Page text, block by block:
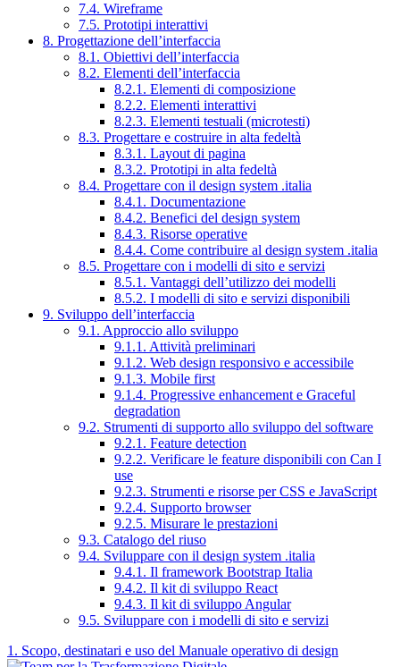
7.4. Wireframe
7.5. Prototipi interattivi
8. Progettazione dell’interfaccia
8.1. Obiettivi dell’interfaccia
8.2. Elementi dell’interfaccia
8.2.1. Elementi di composizione
8.2.2. Elementi interattivi
8.2.3. Elementi testuali (microtesti)
8.3. Progettare e costruire in alta fedeltà
8.3.1. Layout di pagina
8.3.2. Prototipi in alta fedeltà
8.4. Progettare con il design system .italia
8.4.1. Documentazione
8.4.2. Benefici del design system
8.4.3. Risorse operative
8.4.4. Come contribuire al design system .italia
8.5. Progettare con i modelli di sito e servizi
8.5.1. Vantaggi dell’utilizzo dei modelli
8.5.2. I modelli di sito e servizi disponibili
9. Sviluppo dell’interfaccia
9.1. Approccio allo sviluppo
9.1.1. Attività preliminari
9.1.2. Web design responsivo e accessibile
9.1.3. Mobile first
9.1.4. Progressive enhancement e Graceful
degradation
9.2. Strumenti di supporto allo sviluppo del software
9.2.1. Feature detection
9.2.2. Verificare le feature disponibili con Can I
use
9.2.3. Strumenti e risorse per CSS e JavaScript
9.2.4. Supporto browser
9.2.5. Misurare le prestazioni
9.3. Catalogo del riuso
9.4. Sviluppare con il design system .italia
9.4.1. Il framework Bootstrap Italia
9.4.2. Il kit di sviluppo React
9.4.3. Il kit di sviluppo Angular
9.5. Sviluppare con i modelli di sito e servizi
1. Scopo, destinatari e uso del Manuale operativo di design